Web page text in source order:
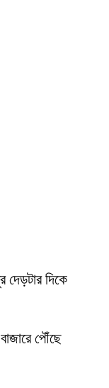
দিকে
পৌঁছে